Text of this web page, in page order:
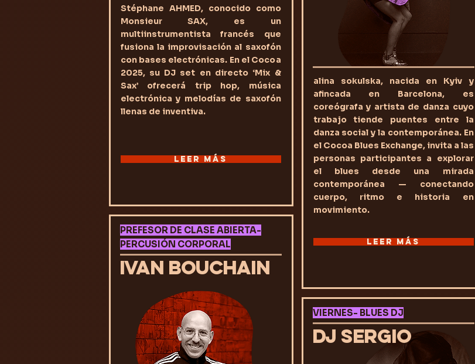
Stéphane AHMED, conocido como
Monsieur SAX, es un
multiinstrumentista francés que
fusiona la improvisación al saxofón
con bases electrónicas. En el Cocoa
2025, su DJ set en directo ‘Mix &
Sax’ ofrecerá trip hop, música
electrónica y melodías de saxofón
llenas de inventiva.
LEER MÁS
PREFESOR DE CLASE ABIERTA-
PERCUSIÓN CORPORAL
IVAN BOUCHAIN
alina sokulska, nacida en Kyiv y
afincada en Barcelona, es
coreógrafa y artista de danza cuyo
trabajo tiende puentes entre la
danza social y la contemporánea. En
el Cocoa Blues Exchange, invita a las
personas participantes a explorar
el blues desde una mirada
contemporánea — conectando
cuerpo, ritmo e historia en
movimiento.
LEER MÁS
VIERNES- BLUES DJ
DJ SERGIO